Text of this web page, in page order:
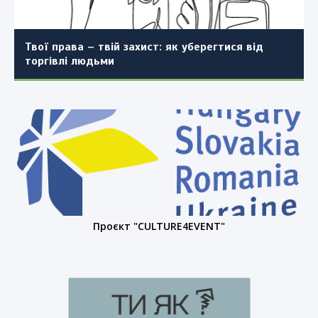
Твої права – твій захист: як уберегтися від
торгівлі людьми
детальним планом території окремих частин
населеного пункту (повторно)
Проєкт "CULTURE4EVENT"